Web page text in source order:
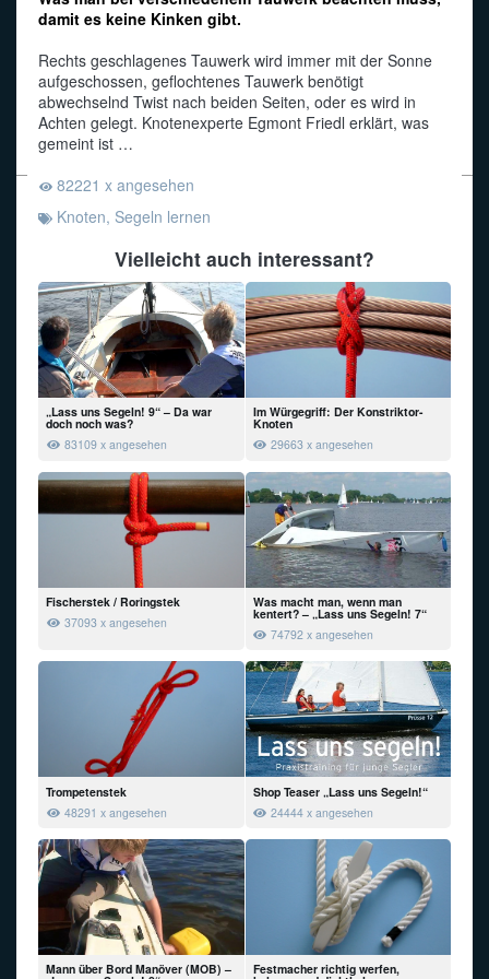
damit es keine Kinken gibt.
Rechts geschlagenes Tauwerk wird immer mit der Sonne
aufgeschossen, geflochtenes Tauwerk benötigt
abwechselnd Twist nach beiden Seiten, oder es wird in
Achten gelegt. Knotenexperte Egmont Friedl erklärt, was
gemeint ist …
82221 x angesehen
Knoten, Segeln lernen
Vielleicht auch interessant?
„Lass uns Segeln! 9“ – Da war
doch noch was?
83109 x angesehen
Im Würgegriff: Der Konstriktor-
Knoten
29663 x angesehen
Fischerstek / Roringstek
37093 x angesehen
Was macht man, wenn man
kentert? – „Lass uns Segeln! 7“
74792 x angesehen
Trompetenstek
48291 x angesehen
Shop Teaser „Lass uns Segeln!“
24444 x angesehen
Mann über Bord Manöver (MOB) – Festmacher richtig werfen,